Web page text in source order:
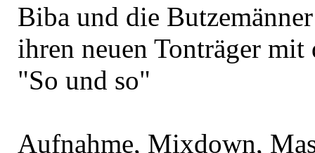
Biba und die
ihren neuen Tonträger mit
"So und so"
Aufnahme, Mixdown,